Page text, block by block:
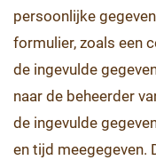
persoonlijke
formulier, zoals een
de ingevulde
naar de beheerder
de ingevulde
en tijd meegegeven.